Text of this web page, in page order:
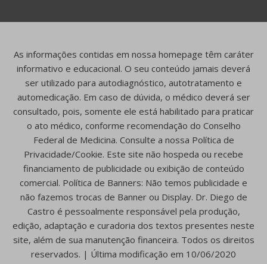
As informações contidas em nossa homepage têm caráter
informativo e educacional. O seu conteúdo jamais deverá
ser utilizado para autodiagnóstico, autotratamento e
automedicação. Em caso de dúvida, o médico deverá ser
consultado, pois, somente ele está habilitado para praticar
o ato médico, conforme recomendação do Conselho
Federal de Medicina. Consulte a nossa Política de
Privacidade/Cookie. Este site não hospeda ou recebe
financiamento de publicidade ou exibição de conteúdo
comercial. Política de Banners: Não temos publicidade e
não fazemos trocas de Banner ou Display. Dr. Diego de
Castro é pessoalmente responsável pela produção,
edição, adaptação e curadoria dos textos presentes neste
site, além de sua manutenção financeira. Todos os direitos
reservados. | Última modificação em 10/06/2020